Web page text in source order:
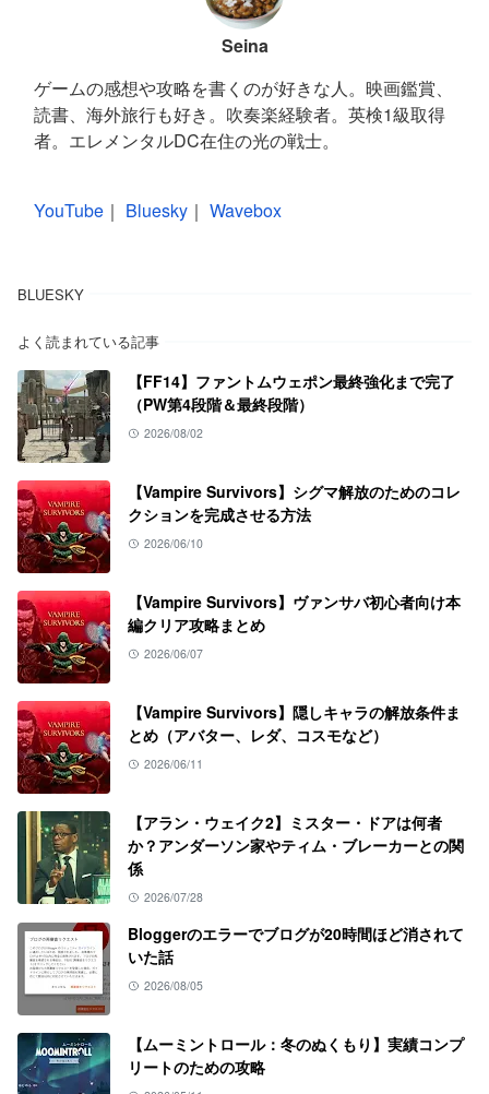
Seina
ゲームの感想や攻略を書くのが好きな人。映画鑑賞、
読書、海外旅行も好き。吹奏楽経験者。英検1級取得
者。エレメンタルDC在住の光の戦士。
YouTube ｜ Bluesky ｜ Wavebox
BLUESKY
よく読まれている記事
【FF14】ファントムウェポン最終強化まで完了
（PW第4段階＆最終段階）
2026/08/02
【Vampire Survivors】シグマ解放のためのコレ
クションを完成させる方法
2026/06/10
【Vampire Survivors】ヴァンサバ初心者向け本
編クリア攻略まとめ
2026/06/07
【Vampire Survivors】隠しキャラの解放条件ま
とめ（アバター、レダ、コスモなど）
2026/06/11
【アラン・ウェイク2】ミスター・ドアは何者
か？アンダーソン家やティム・ブレーカーとの関
係
2026/07/28
Bloggerのエラーでブログが20時間ほど消されて
いた話
2026/08/05
【ムーミントロール：冬のぬくもり】実績コンプ
リートのための攻略